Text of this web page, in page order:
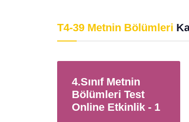
T4-39 Metnin Bölümleri
4.Sınıf Metnin
Bölümleri Test
Online Etkinlik - 1